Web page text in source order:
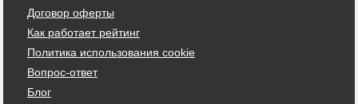
Договор оферты
Как работает рейтинг
Политика использования cookie
Вопрос-ответ
Блог